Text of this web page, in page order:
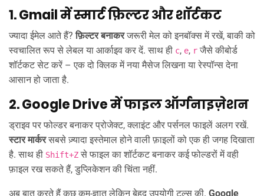
1. Gmail में स्मार्ट फ़िल्टर और शॉर्टकट
ज्यादा ईमेल आते हैं?फ़िल्टर बनाकरजरूरी मेल को इनबॉक्स में रखें, बाकी को
स्वचालित रूप से लेबल या आर्काइव कर दें. साथ ही c, e, r जैसे कीबोर्ड
शॉर्टकट सेट करें – एक दो क्लिक में नया मैसेज लिखना या रेस्पॉन्स देना
आसान हो जाता है.
2. Google Drive में फाइल ऑर्गनाइज़ेशन
ड्राइव पर फोल्डर बनाकर प्रोजेक्ट, क्लाइंट और पर्सनल फाइलें अलग रखें.
स्टार मार्करसबसे ज़्यादा इस्तेमाल होने वाली फ़ाइलों को एक ही जगह दिखाता
है. साथ ही Shift+Z से फाइल का शॉर्टकट बनाकर कई फोल्डरों में वही
फ़ाइल रख सकते हैं, डुप्लिकेशन की चिंता नहीं.
अब बात करते हैं कुछ कम‑ज्ञात लेकिन बेहद उपयोगी टूल्स की. Google